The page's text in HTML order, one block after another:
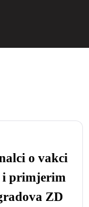
o vakci
i primjerim
ZD